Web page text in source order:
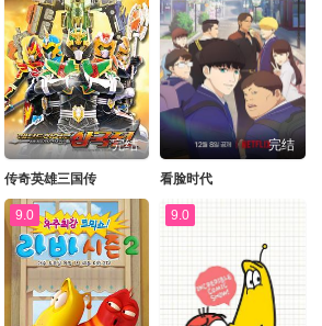
完结
传奇英雄三国传
完结
看脸时代
9.0 9.0